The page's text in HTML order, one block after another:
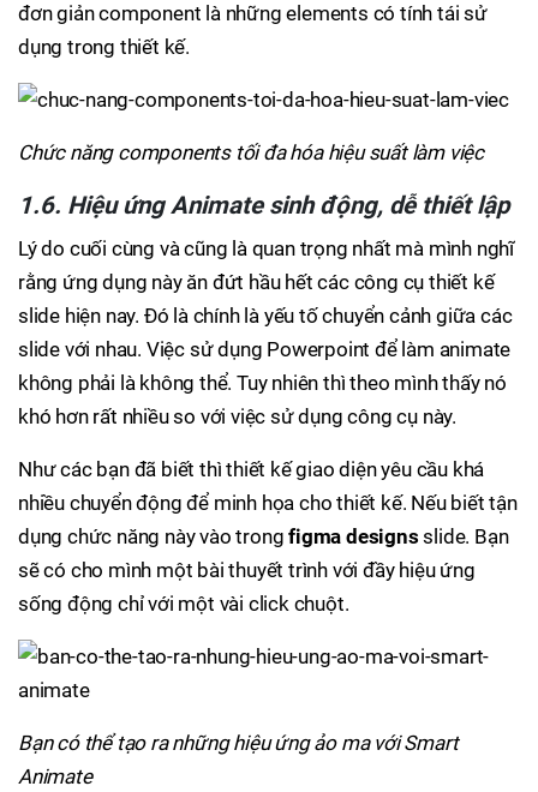
đơn giản component là những elements có tính tái sử
dụng trong thiết kế.
Chức năng components tối đa hóa hiệu suất làm việc
1.6. Hiệu ứng Animate sinh động, dễ thiết lập
Lý do cuối cùng và cũng là quan trọng nhất mà mình nghĩ
rằng ứng dụng này ăn đứt hầu hết các công cụ thiết kế
slide hiện nay. Đó là chính là yếu tố chuyển cảnh giữa các
slide với nhau. Việc sử dụng Powerpoint để làm animate
không phải là không thể. Tuy nhiên thì theo mình thấy nó
khó hơn rất nhiều so với việc sử dụng công cụ này.
Như các bạn đã biết thì thiết kế giao diện yêu cầu khá
nhiều chuyển động để minh họa cho thiết kế. Nếu biết tận
dụng chức năng này vào trongfigma designs slide. Bạn
sẽ có cho mình một bài thuyết trình với đầy hiệu ứng
sống động chỉ với một vài click chuột.
Bạn có thể tạo ra những hiệu ứng ảo ma với Smart
Animate